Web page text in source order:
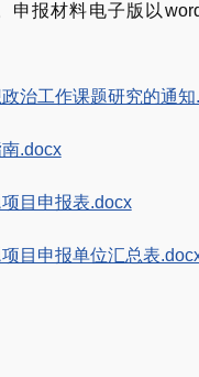
报材料电子版以
治工作课题研究的通知
.docx
目申报表.docx
目申报单位汇总表